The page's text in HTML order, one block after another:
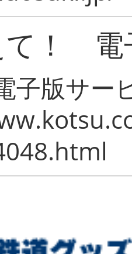
て！ 電
子版サー